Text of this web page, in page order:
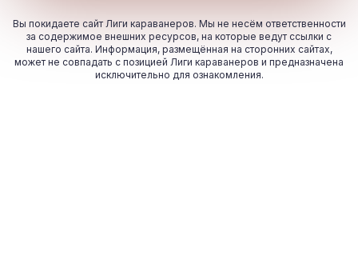
Вы покидаете сайт Лиги караванеров. Мы не несём ответственности
за содержимое внешних ресурсов, на которые ведут ссылки с
нашего сайта. Информация, размещённая на сторонних сайтах,
может не совпадать с позицией Лиги караванеров и предназначена
исключительно для ознакомления.